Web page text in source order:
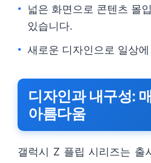
넓은 화면으로 콘텐츠 몰
있습니다.
새로운 디자인으로 일상
디자인과 내구성:
아름다움
갤럭시 Z 플립 시리즈는 출